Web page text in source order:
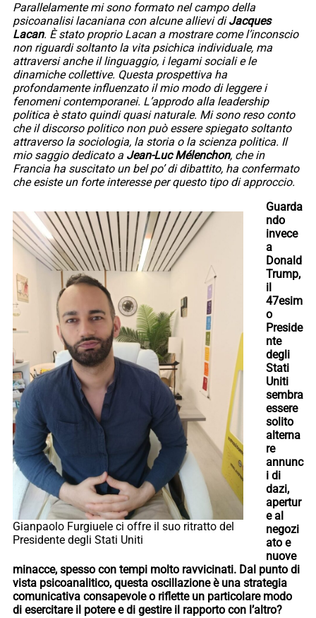
Parallelamente mi sono formato nel campo della
psicoanalisi lacaniana con alcune allievi diJacques
Lacan. È stato proprio Lacan a mostrare come l’inconscio
non riguardi soltanto la vita psichica individuale, ma
attraversi anche il linguaggio, i legami sociali e le
dinamiche collettive. Questa prospettiva ha
profondamente influenzato il mio modo di leggere i
fenomeni contemporanei. L’approdo alla leadership
politica è stato quindi quasi naturale. Mi sono reso conto
che il discorso politico non può essere spiegato soltanto
attraverso la sociologia, la storia o la scienza politica. Il
mio saggio dedicato a Jean-Luc Mélenchon, che in
Francia ha suscitato un bel po’ di dibattito, ha confermato
che esiste un forte interesse per questo tipo di approccio.
Gianpaolo Furgiuele ci offre il suo ritratto del
Presidente degli Stati Uniti
Guarda
ndo
invece
a
Donald
Trump,
il
47esim
o
Preside
nte
degli
Stati
Uniti
sembra
essere
solito
alterna
re
annunc
i di
dazi,
apertur
e al
negozi
ato e
nuove
minacce, spesso con tempi molto ravvicinati. Dal punto di
vista psicoanalitico, questa oscillazione è una strategia
comunicativa consapevole o riflette un particolare modo
di esercitare il potere e di gestire il rapporto con l’altro?